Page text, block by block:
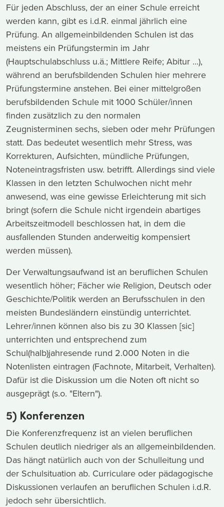
Für jeden Abschluss, der an einer Schule erreicht
werden kann, gibt es i.d.R. einmal jährlich eine
Prüfung. An allgemeinbildenden Schulen ist das
meistens ein Prüfungstermin im Jahr
(Hauptschulabschluss u.ä.; Mittlere Reife; Abitur ...),
während an berufsbildenden Schulen hier mehrere
Prüfungstermine anstehen. Bei einer mittelgroßen
berufsbildenden Schule mit 1000 Schüler/innen
finden zusätzlich zu den normalen
Zeugnisterminen sechs, sieben oder mehr Prüfungen
statt. Das bedeutet wesentlich mehr Stress, was
Korrekturen, Aufsichten, mündliche Prüfungen,
Noteneintragsfristen usw. betrifft. Allerdings sind viele
Klassen in den letzten Schulwochen nicht mehr
anwesend, was eine gewisse Erleichterung mit sich
bringt (sofern die Schule nicht irgendein abartiges
Arbeitszeitmodell beschlossen hat, in dem die
ausfallenden Stunden anderweitig kompensiert
werden müssen).
Der Verwaltungsaufwand ist an beruflichen Schulen
wesentlich höher; Fächer wie Religion, Deutsch oder
Geschichte/Politik werden an Berufsschulen in den
meisten Bundesländern einstündig unterrichtet.
Lehrer/innen können also bis zu 30 Klassen [sic]
unterrichten und entsprechend zum
Schul(halb)jahresende rund 2.000 Noten in die
Notenlisten eintragen (Fachnote, Mitarbeit, Verhalten).
Dafür ist die Diskussion um die Noten oft nicht so
ausgeprägt (s.o. "Eltern").
5) Konferenzen
Die Konferenzfrequenz ist an vielen beruflichen
Schulen deutlich niedriger als an allgemeinbildenden.
Das hängt natürlich auch von der Schulleitung und
der Schulsituation ab. Curriculare oder pädagogische
Diskussionen verlaufen an beruflichen Schulen i.d.R.
jedoch sehr übersichtlich.